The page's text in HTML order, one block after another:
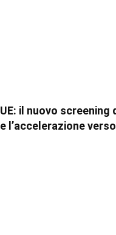
UE: il nuovo
e l’accelerazione